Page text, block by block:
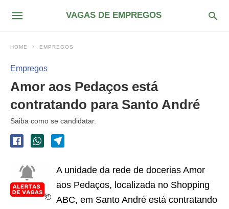
VAGAS DE EMPREGOS
HOME EMPREGOS
Empregos
Amor aos Pedaços está
contratando para Santo André
Saiba como se candidatar.
A unidade da rede de docerias Amor
aos Pedaços, localizada no Shopping
ABC, em Santo André está contratando